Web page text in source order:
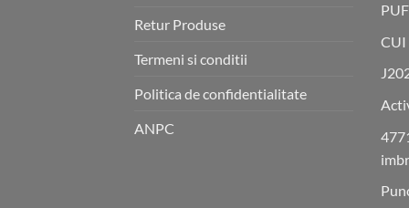
Retur Produse
Termeni si conditii
Politica de confidentialitate
ANPC
CUI